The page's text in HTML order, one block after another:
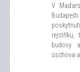
V
rejstříku,
budovy
úschova